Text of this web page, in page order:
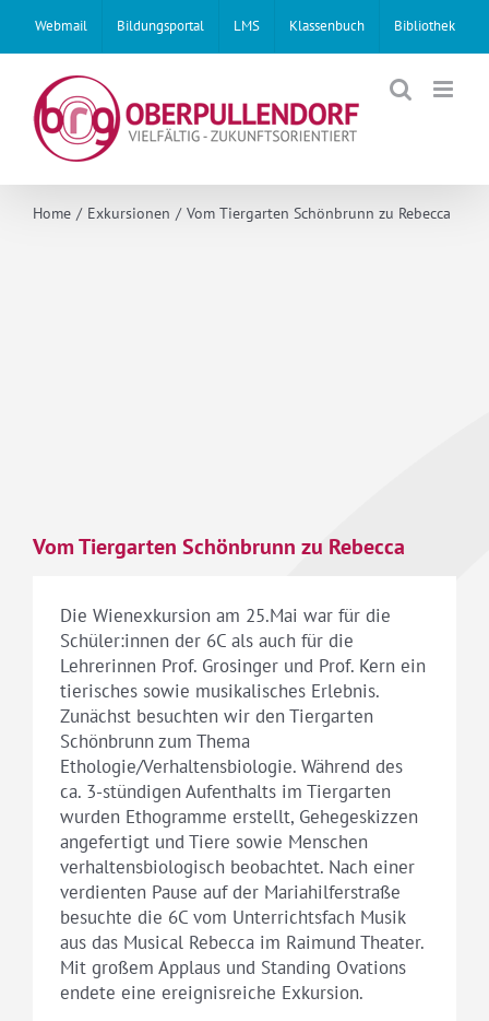
content
Webmail Bildungsportal LMS Klassenbuch Bibliothek
Home Exkursionen Vom Tiergarten Schönbrunn zu Rebecca
Vom Tiergarten Schönbrunn zu Rebecca
Die Wienexkursion am 25.Mai war für die
Schüler:innen der 6C als auch für die
Lehrerinnen Prof. Grosinger und Prof. Kern ein
tierisches sowie musikalisches Erlebnis.
Zunächst besuchten wir den Tiergarten
Schönbrunn zum Thema
Ethologie/Verhaltensbiologie. Während des
ca. 3-stündigen Aufenthalts im Tiergarten
wurden Ethogramme erstellt, Gehegeskizzen
angefertigt und Tiere sowie Menschen
verhaltensbiologisch beobachtet. Nach einer
verdienten Pause auf der Mariahilferstraße
besuchte die 6C vom Unterrichtsfach Musik
aus das Musical Rebecca im Raimund Theater.
Mit großem Applaus und Standing Ovations
endete eine ereignisreiche Exkursion.